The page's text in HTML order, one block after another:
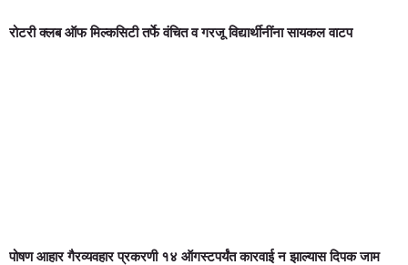
रोटरी क्लब ऑफ मिल्कसिटी तर्फे वंचित व गरजू विद्यार्थीनींना सायकल वाटप
पोषण आहार गैरव्यवहार प्रकरणी १४ ऑगस्टपर्यंत कारवाई न झाल्यास दिपक जाम